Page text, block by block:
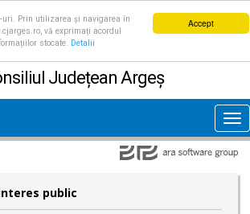
Accept
uri. Prin utilizarea și navigarea în
vă exprimați acordul
stocate.
Detalii
Județean Argeș
public